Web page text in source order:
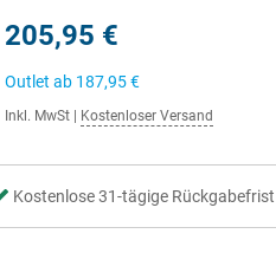
205,95 €
Outlet ab 187,95 €
Inkl. MwSt Kostenloser Versand
Kostenlose 31-tägige Rückgabefrist